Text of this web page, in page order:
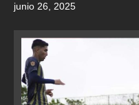
junio 26, 2025